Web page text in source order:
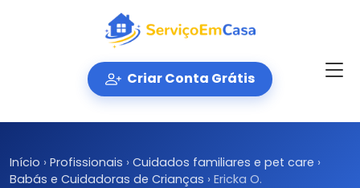
Criar Conta Grátis
Início › Profissionais › Cuidados familiares e pet care ›
Babás e Cuidadoras de Crianças › Ericka O.